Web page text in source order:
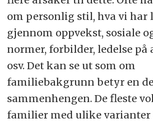
om personlig stil, hva vi
gjennom oppvekst, sosiale
normer, forbilder, ledelse på
osv. Det kan se ut som om
familiebakgrunn betyr en
sammenhengen. De fleste
familier med ulike